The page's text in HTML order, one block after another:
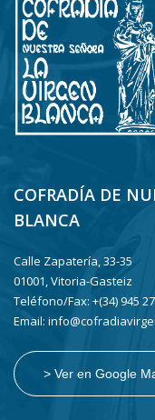
COFRADÍA DE
BLANCA
Calle Zapatería, 33-35
01001, Vitoria-Gasteiz
Teléfono/Fax: +(34) 945
Email:
> Ver en Google